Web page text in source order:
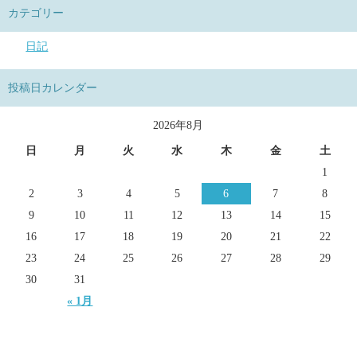
カテゴリー
日記
投稿日カレンダー
2026年8月
日 月 火 水 木 金 土
« 1月
1
2
3 4 5 6 7
8
9
10 11 12 13 14
15
16
17 18 19 20 21
22
23
24 25 26 27 28
29
30
31